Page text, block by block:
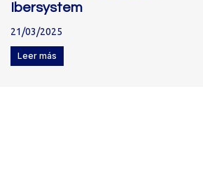
Ibersystem
21/03/2025
Leer más